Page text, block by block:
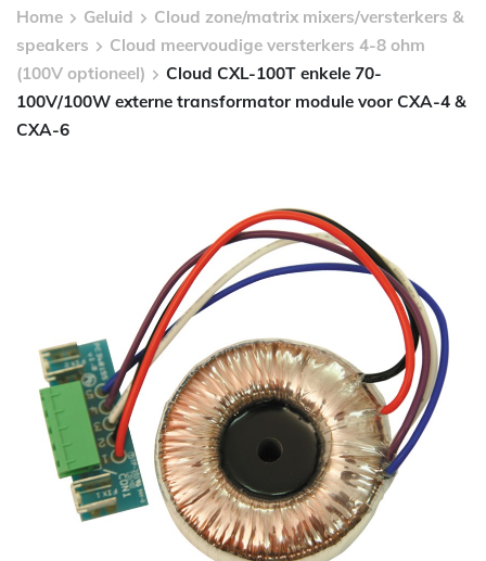
Home Geluid
Cloud zone/matrix mixers/versterkers &
speakers
Cloud meervoudige versterkers 4-8 ohm
(100V optioneel)
Cloud CXL-100T enkele 70-
100V/100W externe transformator module voor CXA-4 &
CXA-6